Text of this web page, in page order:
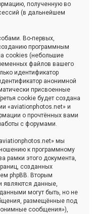
полученную во
(в дальнейшем
Во-первых,
программным
cookies (небольшие
файлов вашего
идентификатор
анонимной
присвоенные
cookie будет создана
«aviationphotos.net» и
о прочтённых вами
с форумами.
мы
к программному
рамки этого документа,
созданных
phpBB. Вторым
являются данные,
могут быть, но не
размещённые под
сообщения»),